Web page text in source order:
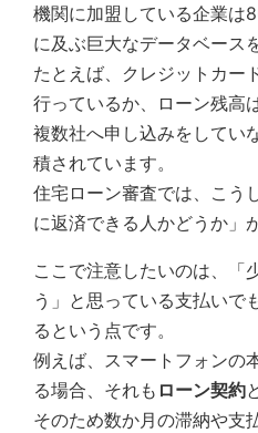
機関に加盟している企業は
に及ぶ巨大なデータベース
たとえば、クレジットカー
行っているか、ローン残高
複数社へ申し込みをしてい
積されています。
住宅ローン審査では、こう
に返済できる人かどうか」
ここで注意したいのは、「
う」と思っている支払いで
るという点です。
例えば、スマートフォンの
る場合、それも ローン契約
そのため数か月の滞納や支